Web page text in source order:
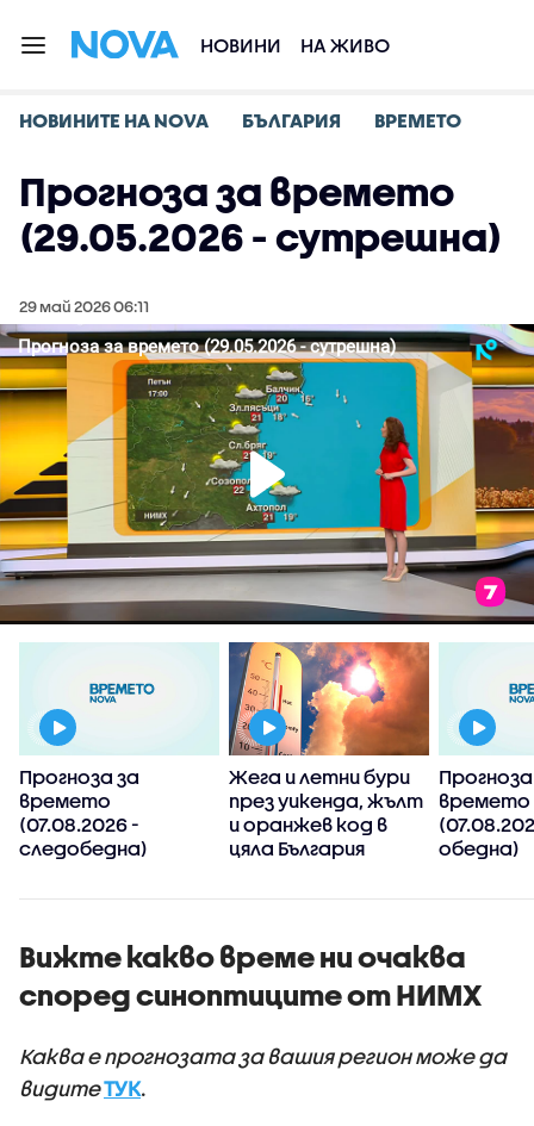
НОВИНИ НА ЖИВО
НОВИНИТЕ НА NOVA БЪЛГАРИЯ ВРЕМЕТО
Прогноза за времето
(29.05.2026 - сутрешна)
29 май 2026 06:11
Прогноза за
времето
(07.08.2026 -
следобедна)
Жега и летни бури
през уикенда, жълт
и оранжев код в
цяла България
времето
обедна)
Вижте какво време ни очаква
според синоптиците от НИМХ
Каква е прогнозата за вашия регион може да
видитеТУК.